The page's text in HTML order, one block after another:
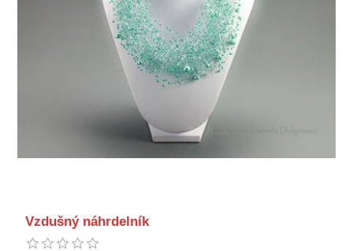
Vzdušný náhrdelník